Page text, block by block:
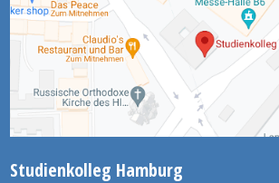
Studienkolleg Hamburg